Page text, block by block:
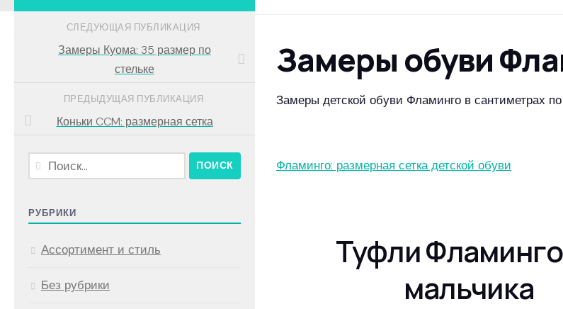
Замеры обуви
Замеры детской обуви Фламинго в сантиметрах по
Фламинго: размерная сетка детской обуви
Туфли
мальчика
СЛЕДУЮЩАЯ ПУБЛИКАЦИЯ
Замеры Куома: 35 размер по
стельке
ПРЕДЫДУЩАЯ ПУБЛИКАЦИЯ
Коньки CCM: размерная сетка
Найти:
РУБРИКИ
Ассортимент и стиль
Без рубрики